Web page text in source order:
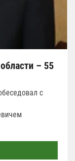
– 55
с